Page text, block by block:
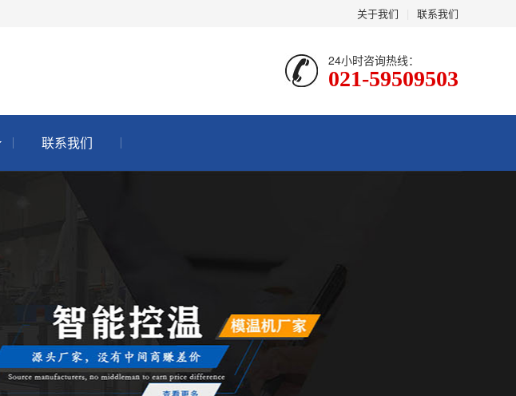
关于我们 联系我们
24小时咨询热线：
021-59509503
联系我们